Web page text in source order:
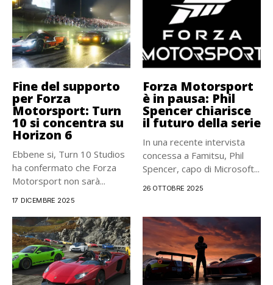
Fine del supporto
per Forza
Motorsport: Turn
10 si concentra su
Horizon 6
Ebbene si, Turn 10 Studios
ha confermato che Forza
Motorsport non sarà...
17 DICEMBRE 2025
Forza Motorsport
è in pausa: Phil
Spencer chiarisce
il futuro della serie
In una recente intervista
concessa a Famitsu, Phil
Spencer, capo di Microsoft...
26 OTTOBRE 2025